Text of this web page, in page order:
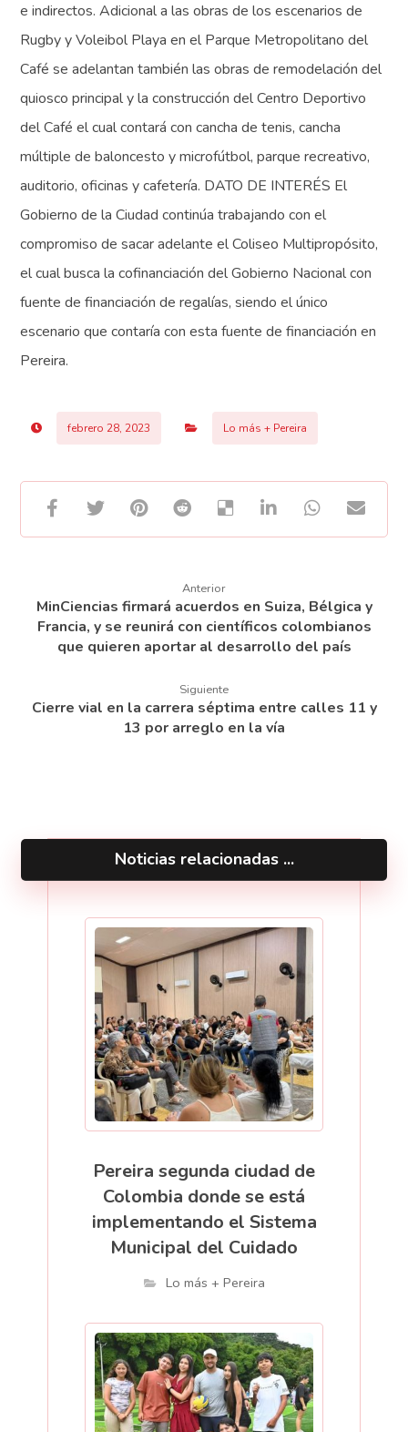
e indirectos. Adicional a las obras de los escenarios de
Rugby y Voleibol Playa en el Parque Metropolitano del
Café se adelantan también las obras de remodelación del
quiosco principal y la construcción del Centro Deportivo
del Café el cual contará con cancha de tenis, cancha
múltiple de baloncesto y microfútbol, parque recreativo,
auditorio, oficinas y cafetería. DATO DE INTERÉS El
Gobierno de la Ciudad continúa trabajando con el
compromiso de sacar adelante el Coliseo Multipropósito,
el cual busca la cofinanciación del Gobierno Nacional con
fuente de financiación de regalías, siendo el único
escenario que contaría con esta fuente de financiación en
Pereira.
febrero 28, 2023 Lo más + Pereira
Anterior
MinCiencias firmará acuerdos en Suiza, Bélgica y
Francia, y se reunirá con científicos colombianos
que quieren aportar al desarrollo del país
Siguiente
Cierre vial en la carrera séptima entre calles 11 y
13 por arreglo en la vía
Noticias relacionadas ...
Pereira segunda ciudad de
Colombia donde se está
implementando el Sistema
Municipal del Cuidado
Lo más + Pereira